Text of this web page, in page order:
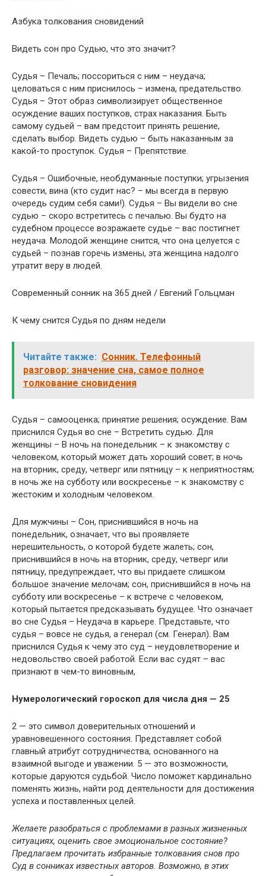
Азбука толкования сновидений
Видеть сон про Судью, что это значит?
Судья – Печаль; поссориться с ним – неудача;
целоваться с ним приснилось – измена, предательство.
Судья – Этот образ символизирует общественное
осуждение ваших поступков, страх наказания. Быть
самому судьей – вам предстоит принять решение,
сделать выбор. Видеть судью – быть наказанным за
какой-то проступок. Судья – Препятствие.
Судья – Ошибочные, необдуманные поступки; угрызения
совести, вина (кто судит нас? – мы всегда в первую
очередь судим себя сами!). Судья – Вы видели во сне
судью – скоро встретитесь с печалью. Вы будто на
судебном процессе возражаете судье – вас постигнет
неудача. Молодой женщине снится, что она целуется с
судьей – познав горечь измены, эта женщина надолго
утратит веру в людей.
Современный сонник на 365 дней / Евгений Гольцман
К чему снится Судья по дням недели
Читайте также: Сонник. Телефонный
разговор: значение сна, самое полное
толкование сновидения
Судья – самооценка; принятие решения; осуждение. Вам
приснился Судья во сне – Встретить судью. Для
женщины – В ночь на понедельник – к знакомству с
человеком, который может дать хороший совет; в ночь
на вторник, среду, четверг или пятницу – к неприятностям;
в ночь же на субботу или воскресенье – к знакомству с
жестоким и холодным человеком.
Для мужчины – Сон, приснившийся в ночь на
понедельник, означает, что вы проявляете
нерешительность, о которой будете жалеть; сон,
приснившийся в ночь на вторник, среду, четверг или
пятницу, предупреждает, что вы придаете слишком
большое значение мелочам; сон, приснившийся в ночь на
субботу или воскресенье – к встрече с человеком,
который пытается предсказывать будущее. Что означает
во сне Судья – Неудача в карьере. Представьте, что
судья – вовсе не судья, а генерал (см. Генерал). Вам
приснился Судья к чему это суд – неудовлетворение и
недовольство своей работой. Если вас судят – вас
признают в чем-то виновным,
Нумерологический гороскоп для числа дня — 25
2 — это символ доверительных отношений и
уравновешенного состояния. Представляет собой
главный атрибут сотрудничества, основанного на
взаимной выгоде и уважении. 5 — это возможности,
которые даруются судьбой. Число поможет кардинально
поменять жизнь, найти род деятельности для достижения
успеха и поставленных целей.
Желаете разобраться с проблемами в разных жизненных
ситуациях, оценить свое эмоциональное состояние?
Предлагаем прочитать избранные толкования снов про
Суд в сонниках известных авторов. Возможно, в этих